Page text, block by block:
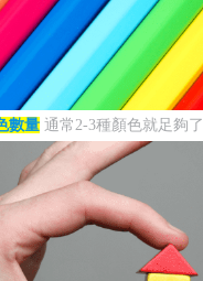
數量通常2-3種顏色就足夠了